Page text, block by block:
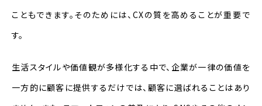
こともできます。そのためには、CXの質を高めることが重要で
す。
生活スタイルや価値観が多様化する中で、企業が一律の価値を
一方的に顧客に提供するだけでは、顧客に選ばれることはあり